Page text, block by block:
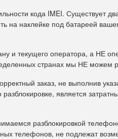
кода IMEI. Существует
на наклейке под батареей
и текущего оператора, а НЕ
странах мы НЕ можем
заказ, не выполнив
разблокировке, является
разблокировкой
телефонов, не подлежат